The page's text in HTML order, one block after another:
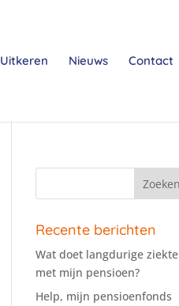
Uitkeren Nieuws Contact
Recente berichten
Wat doet langdurige ziekte
met mijn pensioen?
Help, mijn pensioenfonds